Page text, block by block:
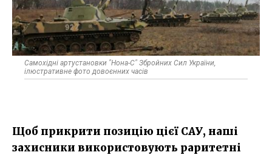
Самохідні артустановки "Нона-С" Збройних Сил України,
ілюстративне фото довоєнних часів
Щоб прикрити позицію цієї САУ, наші
захисники використовують раритетні